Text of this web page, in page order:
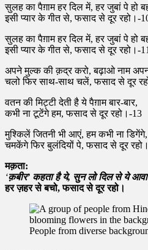
सुलह का पैग़ाम हर दिल में, हर जुबां पे हो
इसी प्यार के गीत से, फसाद से दूर रहो।-
सुलह का पैग़ाम हर दिल में, हर जुबां पे हो
इसी प्यार के गीत से, फसाद से दूर रहो।-11
अपने मुल्क की क़द्र करो, बढ़ाओ नाम
चलो फिर साथ-साथ चलें, फसाद से दूर
वतन की मिट्टी देती है ये पैग़ाम बार-बार,
कभी ना टूटेंगे हम, फसाद से दूर रहो।-13
मुश्किलें जितनी भी आएं, हम कभी ना डिगेंगे,
चमकेंगे फिर बुलंदियों पे, फसाद से दूर
मक़ता:
‘क़बीर’ कहता है ये, सुन लो दिल से ये
हर ज़हर से बचो, फसाद से दूर रहो।
People from diverse